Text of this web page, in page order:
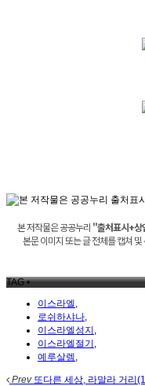
본 저작물은 공공누리 "출처표시+상
본문 이미지 또는 글 전체를 캡쳐
TAG •
이스라엘
로쉬하샤나
이스라엘성지
이스라엘절기
예루살렘
Prev또다른 세상, 라말라 거리